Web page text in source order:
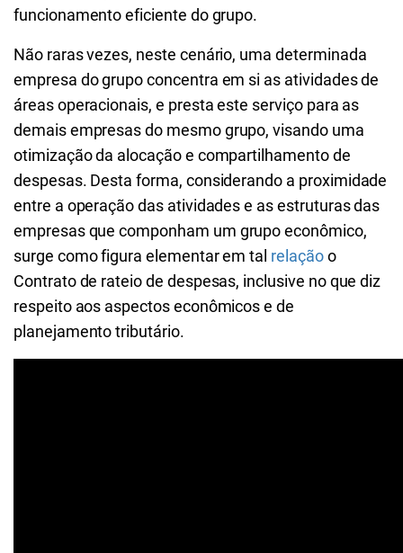
funcionamento eficiente do grupo.
Não raras vezes, neste cenário, uma determinada
empresa do grupo concentra em si as atividades de
áreas operacionais, e presta este serviço para as
demais empresas do mesmo grupo, visando uma
otimização da alocação e compartilhamento de
despesas. Desta forma, considerando a proximidade
entre a operação das atividades e as estruturas das
empresas que componham um grupo econômico,
surge como figura elementar em tal relaçãoo
Contrato de rateio de despesas, inclusive no que diz
respeito aos aspectos econômicos e de
planejamento tributário.